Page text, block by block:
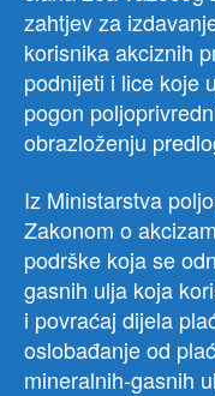
zahtjev za
korisnika akciznih
podnijeti i lice koje
pogon
obrazloženju
Iz Ministarstva
Zakonom o
podrške koja se
gasnih ulja koja
i povraćaj dijela
oslobađanje od
mineralnih-gasnih